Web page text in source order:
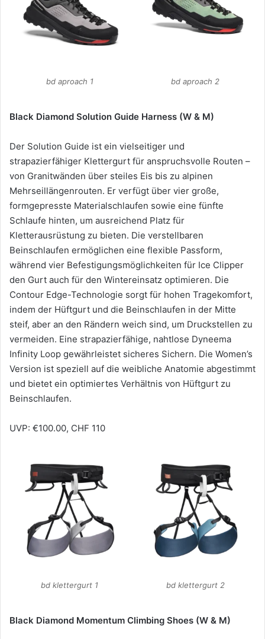
bd aproach 1 bd aproach 2
Black Diamond Solution Guide Harness (W & M)
Der Solution Guide ist ein vielseitiger und
strapazierfähiger Klettergurt für anspruchsvolle Routen –
von Granitwänden über steiles Eis bis zu alpinen
Mehrseillängenrouten. Er verfügt über vier große,
formgepresste Materialschlaufen sowie eine fünfte
Schlaufe hinten, um ausreichend Platz für
Kletterausrüstung zu bieten. Die verstellbaren
Beinschlaufen ermöglichen eine flexible Passform,
während vier Befestigungsmöglichkeiten für Ice Clipper
den Gurt auch für den Wintereinsatz optimieren. Die
Contour Edge-Technologie sorgt für hohen Tragekomfort,
indem der Hüftgurt und die Beinschlaufen in der Mitte
steif, aber an den Rändern weich sind, um Druckstellen zu
vermeiden. Eine strapazierfähige, nahtlose Dyneema
Infinity Loop gewährleistet sicheres Sichern. Die Women’s
Version ist speziell auf die weibliche Anatomie abgestimmt
und bietet ein optimiertes Verhältnis von Hüftgurt zu
Beinschlaufen.
UVP: €100.00, CHF 110
bd klettergurt 1 bd klettergurt 2
Black Diamond Momentum Climbing Shoes (W & M)